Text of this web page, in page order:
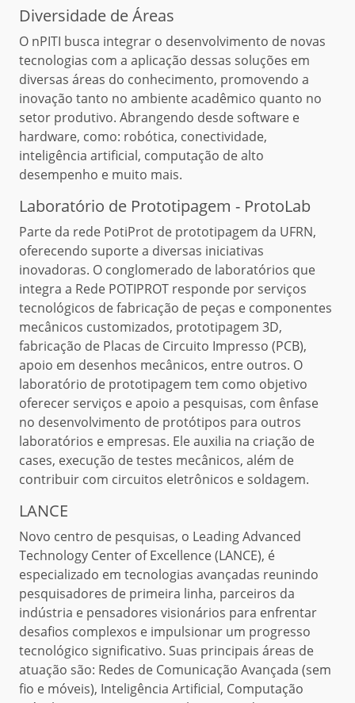
Diversidade de Áreas
O nPITI busca integrar o desenvolvimento de novas
tecnologias com a aplicação dessas soluções em
diversas áreas do conhecimento, promovendo a
inovação tanto no ambiente acadêmico quanto no
setor produtivo. Abrangendo desde software e
hardware, como: robótica, conectividade,
inteligência artificial, computação de alto
desempenho e muito mais.
Laboratório de Prototipagem - ProtoLab
Parte da rede PotiProt de prototipagem da UFRN,
oferecendo suporte a diversas iniciativas
inovadoras. O conglomerado de laboratórios que
integra a Rede POTIPROT responde por serviços
tecnológicos de fabricação de peças e componentes
mecânicos customizados, prototipagem 3D,
fabricação de Placas de Circuito Impresso (PCB),
apoio em desenhos mecânicos, entre outros. O
laboratório de prototipagem tem como objetivo
oferecer serviços e apoio a pesquisas, com ênfase
no desenvolvimento de protótipos para outros
laboratórios e empresas. Ele auxilia na criação de
cases, execução de testes mecânicos, além de
contribuir com circuitos eletrônicos e soldagem.
LANCE
Novo centro de pesquisas, o Leading Advanced
Technology Center of Excellence (LANCE), é
especializado em tecnologias avançadas reunindo
pesquisadores de primeira linha, parceiros da
indústria e pensadores visionários para enfrentar
desafios complexos e impulsionar um progresso
tecnológico significativo. Suas principais áreas de
atuação são: Redes de Comunicação Avançada (sem
fio e móveis), Inteligência Artificial, Computação